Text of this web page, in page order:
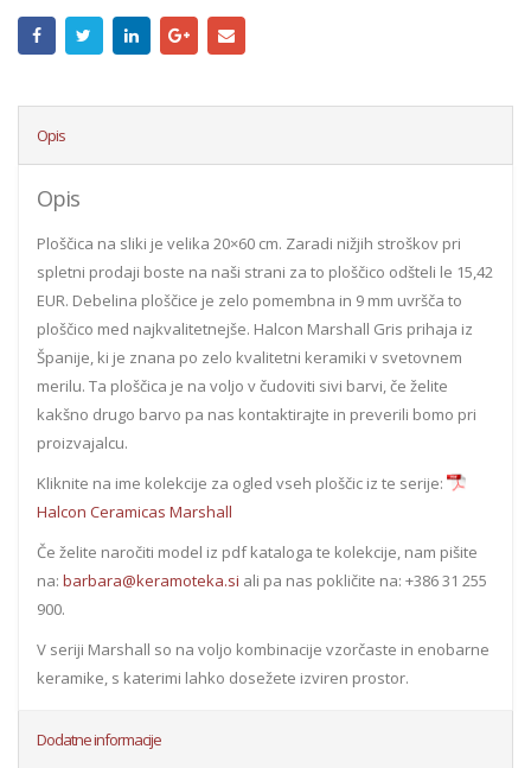
Opis
Opis
Ploščica na sliki je velika 20×60 cm. Zaradi nižjih stroškov pri
spletni prodaji boste na naši strani za to ploščico odšteli le 15,42
EUR. Debelina ploščice je zelo pomembna in 9 mm uvršča to
ploščico med najkvalitetnejše. Halcon Marshall Gris prihaja iz
Španije, ki je znana po zelo kvalitetni keramiki v svetovnem
merilu. Ta ploščica je na voljo v čudoviti sivi barvi, če želite
kakšno drugo barvo pa nas kontaktirajte in preverili bomo pri
proizvajalcu.
Kliknite na ime kolekcije za ogled vseh ploščic iz te serije:
Halcon Ceramicas Marshall
Če želite naročiti model iz pdf kataloga te kolekcije, nam pišite
na: barbara@keramoteka.si ali pa nas pokličite na: +386 31 255
900.
V seriji Marshall so na voljo kombinacije vzorčaste in enobarne
keramike, s katerimi lahko dosežete izviren prostor.
Dodatne informacije